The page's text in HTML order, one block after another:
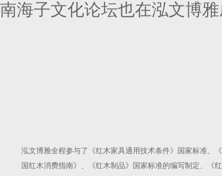
南海子文化论坛也在泓文博
泓文博雅全程参与了《红木家具通用技术条件》国家标准、
国红木消费指南》、《红木制品》国家标准的编写制定、《红